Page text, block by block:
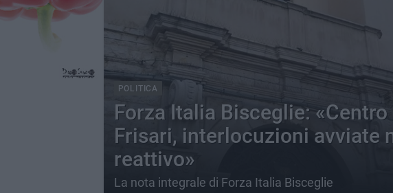
POLITICA
Forza Italia Bisceglie:
Frisari, interlocuzioni avviate
reattivo»
La nota integrale di Forza Italia Bisceglie